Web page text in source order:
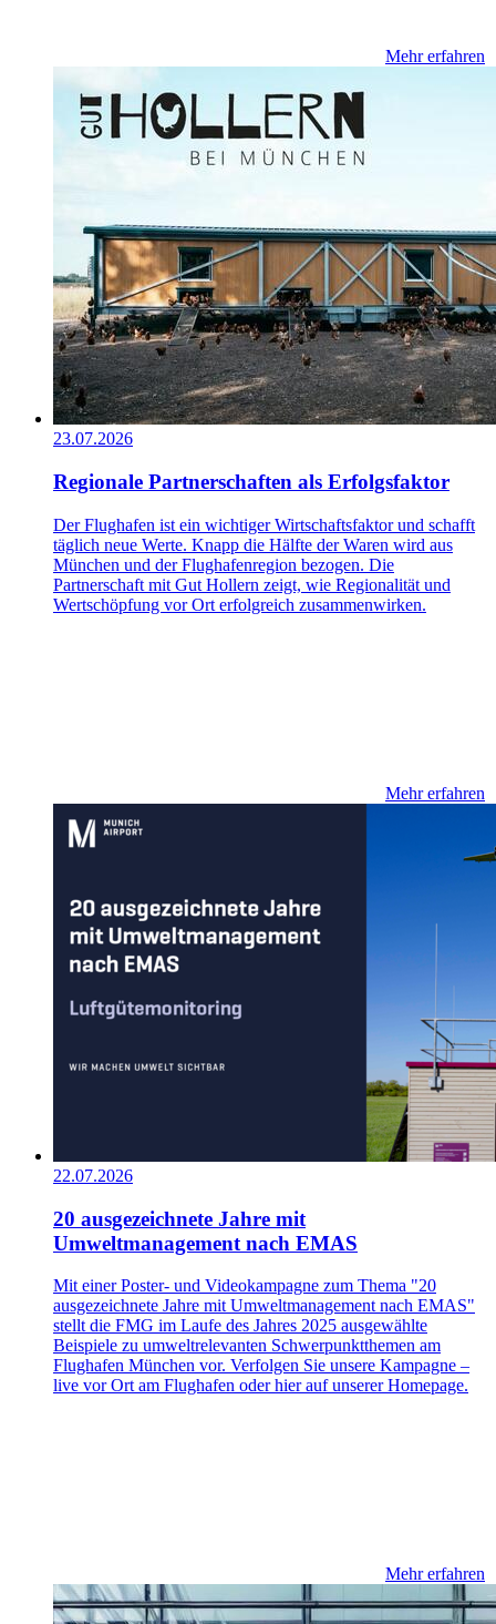
Mehr erfahren
23.07.2026
Regionale Partnerschaften als Erfolgsfaktor
Der Flughafen ist ein wichtiger Wirtschaftsfaktor und schafft
täglich neue Werte. Knapp die Hälfte der Waren wird aus
München und der Flughafenregion bezogen. Die
Partnerschaft mit Gut Hollern zeigt, wie Regionalität und
Wertschöpfung vor Ort erfolgreich zusammenwirken.
Mehr erfahren
22.07.2026
20 ausgezeichnete Jahre mit
Umweltmanagement nach EMAS
Mit einer Poster- und Videokampagne zum Thema "20
ausgezeichnete Jahre mit Umweltmanagement nach EMAS"
stellt die FMG im Laufe des Jahres 2025 ausgewählte
Beispiele zu umweltrelevanten Schwerpunktthemen am
Flughafen München vor. Verfolgen Sie unsere Kampagne –
live vor Ort am Flughafen oder hier auf unserer Homepage.
Mehr erfahren